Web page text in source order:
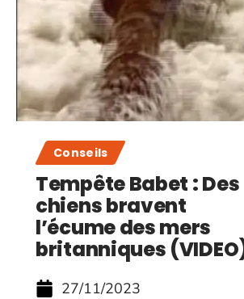
Conseils
Tempête Babet : Des
chiens bravent
l’écume des mers
britanniques
27/11/2023